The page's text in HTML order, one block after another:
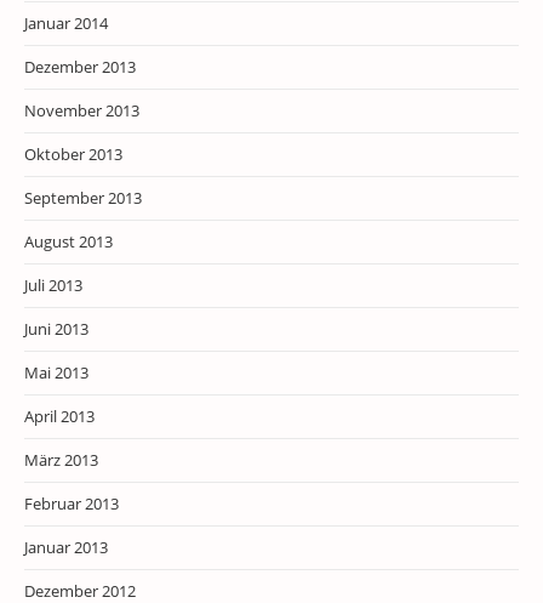
Januar 2014
Dezember 2013
November 2013
Oktober 2013
September 2013
August 2013
Juli 2013
Juni 2013
Mai 2013
April 2013
März 2013
Februar 2013
Januar 2013
Dezember 2012